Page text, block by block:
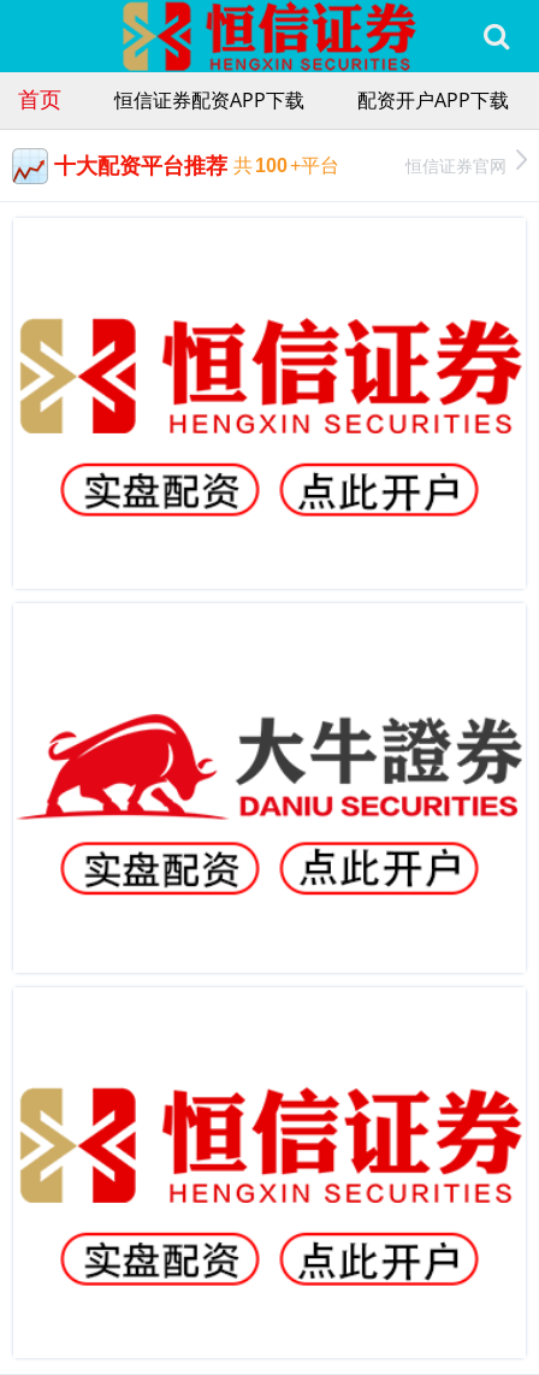
首页 恒信证券配资APP下载 配资开户APP下载
十大配资平台推荐 共100+平台 恒信证券官网